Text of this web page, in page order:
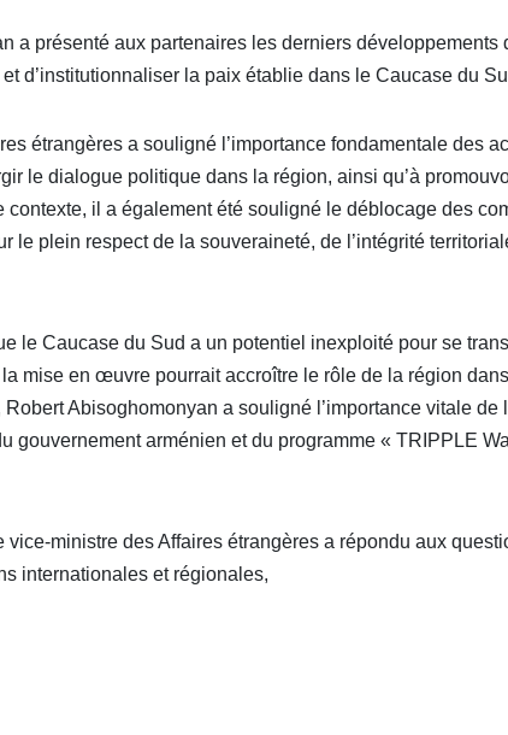
a présenté aux partenaires les derniers développements
et d’institutionnaliser la paix établie dans le Caucase du
étrangères a souligné l’importance fondamentale des
le dialogue politique dans la région, ainsi qu’à
contexte, il a également été souligné le déblocage des
le plein respect de la souveraineté, de l’intégrité
le Caucase du Sud a un potentiel inexploité pour se
mise en œuvre pourrait accroître le rôle de la région
Abisoghomonyan a souligné l’importance vitale
gouvernement arménien et du programme « TRIPPLE
vice-ministre des Affaires étrangères a répondu aux
internationales et régionales,